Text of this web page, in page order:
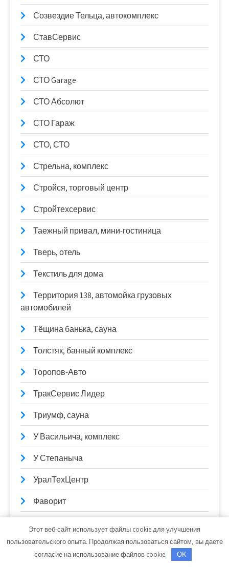
Созвездие Тельца, автокомплекс
СтавСервис
СТО
СТО Garage
СТО Абсолют
СТО Гараж
СТО, СТО
Стрельна, комплекс
Стройся, торговый центр
Стройтехсервис
Таежный привал, мини-гостиница
Тверь, отель
Текстиль для дома
Территория 138, автомойка грузовых
автомобилей
Тёщина банька, сауна
Толстяк, банный комплекс
Торопов-Авто
ТракСервис Лидер
Триумф, сауна
У Васильича, комплекс
У Степаныча
УралТехЦентр
Фаворит
Форвард, автокомплекс
Этот веб-сайт использует файлы cookie для улучшения
пользовательского опыта. Продолжая пользоваться сайтом, вы даете
согласие на использование файлов cookie.
OK